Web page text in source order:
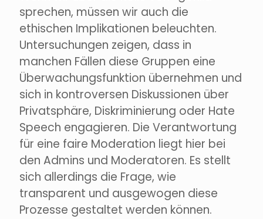
sprechen, müssen wir auch die
ethischen Implikationen beleuchten.
Untersuchungen zeigen, dass in
manchen Fällen diese Gruppen eine
Überwachungsfunktion übernehmen und
sich in kontroversen Diskussionen über
Privatsphäre, Diskriminierung oder Hate
Speech engagieren. Die Verantwortung
für eine faire Moderation liegt hier bei
den Admins und Moderatoren. Es stellt
sich allerdings die Frage, wie
transparent und ausgewogen diese
Prozesse gestaltet werden können.